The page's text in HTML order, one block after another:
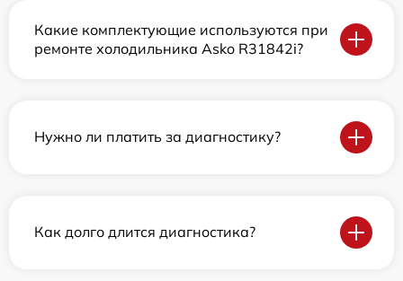
Какие комплектующие используются при
ремонте холодильника Asko R31842i?
Нужно ли платить за диагностику?
Как долго длится диагностика?